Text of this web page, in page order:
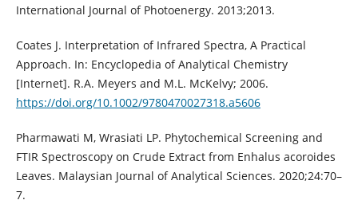
International Journal of Photoenergy. 2013;2013.
Coates J. Interpretation of Infrared Spectra, A Practical
Approach. In: Encyclopedia of Analytical Chemistry
[Internet]. R.A. Meyers and M.L. McKelvy; 2006.
https://doi.org/10.1002/9780470027318.a5606
Pharmawati M, Wrasiati LP. Phytochemical Screening and
FTIR Spectroscopy on Crude Extract from Enhalus acoroides
Leaves. Malaysian Journal of Analytical Sciences. 2020;24:70–
7.